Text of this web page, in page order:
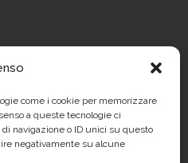
come i cookie per memorizzare
a queste tecnologie ci
navigazione o ID unici su questo
negativamente su alcune